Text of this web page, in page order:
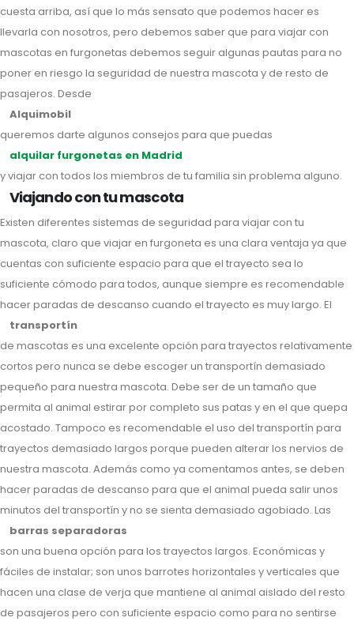
cuesta arriba, así que lo más sensato que podemos hacer es
llevarla con nosotros, pero debemos saber que para viajar con
mascotas en furgonetas debemos seguir algunas pautas para no
poner en riesgo la seguridad de nuestra mascota y de resto de
pasajeros. Desde
Alquimobil
queremos darte algunos consejos para que puedas
alquilar furgonetas en Madrid
y viajar con todos los miembros de tu familia sin problema alguno.
Viajando con tu mascota
Existen diferentes sistemas de seguridad para viajar con tu
mascota, claro que viajar en furgoneta es una clara ventaja ya que
cuentas con suficiente espacio para que el trayecto sea lo
suficiente cómodo para todos, aunque siempre es recomendable
hacer paradas de descanso cuando el trayecto es muy largo. El
transportín
de mascotas es una excelente opción para trayectos relativamente
cortos pero nunca se debe escoger un transportín demasiado
pequeño para nuestra mascota. Debe ser de un tamaño que
permita al animal estirar por completo sus patas y en el que quepa
acostado. Tampoco es recomendable el uso del transportín para
trayectos demasiado largos porque pueden alterar los nervios de
nuestra mascota. Además como ya comentamos antes, se deben
hacer paradas de descanso para que el animal pueda salir unos
minutos del transportín y no se sienta demasiado agobiado. Las
barras separadoras
son una buena opción para los trayectos largos. Económicas y
fáciles de instalar; son unos barrotes horizontales y verticales que
hacen una clase de verja que mantiene al animal aislado del resto
de pasajeros pero con suficiente espacio como para no sentirse